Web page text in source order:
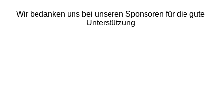
Wir bedanken uns bei unseren Sponsoren für die gute
Unterstützung